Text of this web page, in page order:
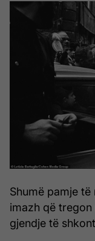
Shumë pamje
imazh që
gjendje të